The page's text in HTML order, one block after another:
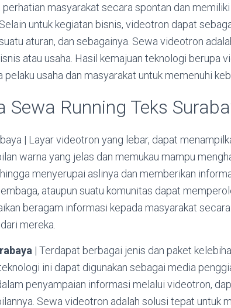
masyarakat secara spontan dan
untuk kegiatan bisnis, videotron dapat
aturan, dan sebagainya. Sewa videotron
atau usaha. Hasil kemajuan teknologi berupa
usaha dan masyarakat untuk memenuhi
Sewa Running Teks
| Layar videotron yang lebar, dapat
warna yang jelas dan memukau mampu
menyerupai aslinya dan memberikan
ataupun suatu komunitas dapat
beragam informasi kepada masyarakat
mereka.
| Terdapat berbagai jenis dan paket
ini dapat digunakan sebagai media
penyampaian informasi melalui videotron,
Sewa videotron adalah solusi tepat untuk